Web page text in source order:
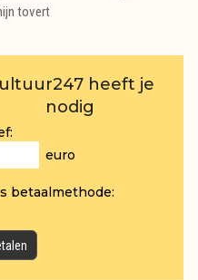
tovert
heeft je
nodig
euro
betaalmethode: